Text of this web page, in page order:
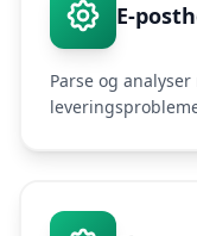
E-
Parse og